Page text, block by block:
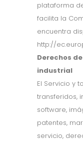
plataforma
facilita la
encuentra
http://
Derechos
industrial
El Servicio y
transferidos,
software,
patentes,
servicio,